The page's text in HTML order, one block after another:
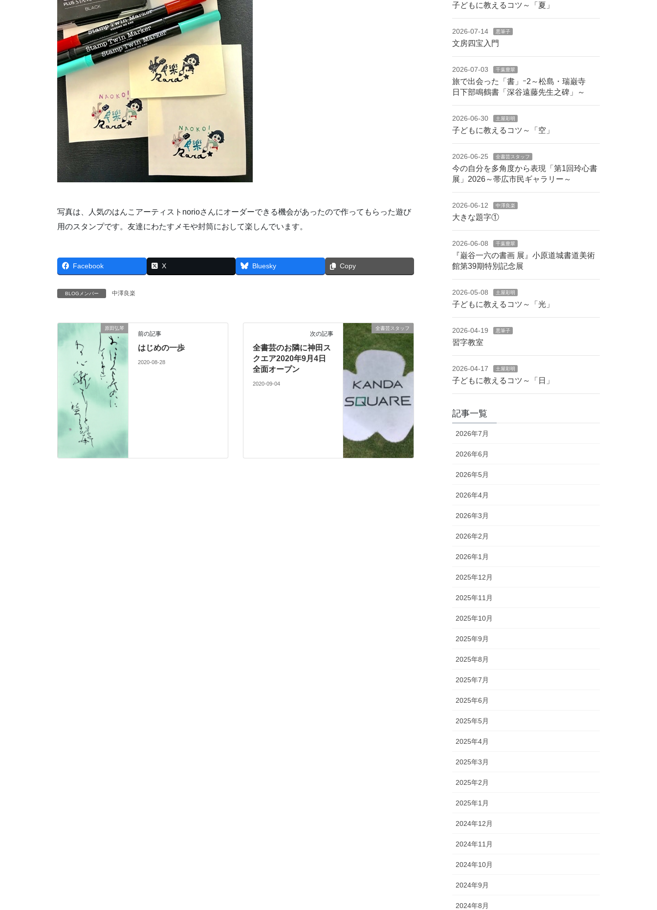
写真は、人気のはんこアーティストnorioさんにオーダーできる機会があったので作ってもらった遊び
用のスタンプです。友達にわたすメモや封筒におして楽しんでいます。
Facebook X Bluesky Copy
BLOGメンバー 中澤良楽
原田弘琴
前の記事
はじめの一歩
2020-08-28
全書芸スタッフ
次の記事
全書芸のお隣に神田ス
クエア2020年9月4日
全面オープン
2020-09-04
子どもに教えるコツ～「夏」
2026-07-14 悪筆子
文房四宝入門
2026-07-03 千葉豊翠
旅で出会った「書」ｰ2～松島・瑞巌寺
日下部鳴鶴書「深谷遠藤先生之碑」～
2026-06-30 土屋彩明
子どもに教えるコツ～「空」
2026-06-25 全書芸スタッフ
今の自分を多角度から表現「第1回玲心書
展」2026～帯広市民ギャラリー～
2026-06-12 中澤良楽
大きな題字①
2026-06-08 千葉豊翠
『巌谷一六の書画 展』小原道城書道美術
館第39期特別記念展
2026-05-08 土屋彩明
子どもに教えるコツ～「光」
2026-04-19 悪筆子
習字教室
2026-04-17 土屋彩明
子どもに教えるコツ～「日」
記事一覧
2026年7月
2026年6月
2026年5月
2026年4月
2026年3月
2026年2月
2026年1月
2025年12月
2025年11月
2025年10月
2025年9月
2025年8月
2025年7月
2025年6月
2025年5月
2025年4月
2025年3月
2025年2月
2025年1月
2024年12月
2024年11月
2024年10月
2024年9月
2024年8月